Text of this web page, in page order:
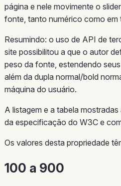
página e nele movimente o
fonte, tanto numérico como em
Resumindo: o uso de API de
site possibilitou a que o autor
peso da fonte, estendendo
além da dupla normal/bold
máquina do usuário.
A listagem e a tabela
da especificação do W3C e
Os valores desta propriedade
100 a 900